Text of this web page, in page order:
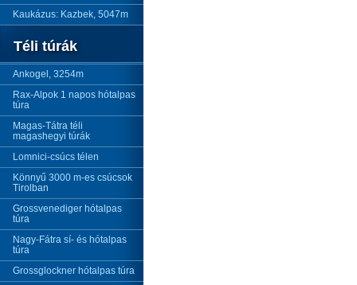
Kaukázus: Kazbek, 5047m
Téli túrák
Ankogel, 3254m
Rax-Alpok 1 napos hótalpas
túra
Magas-Tátra téli
magashegyi túrák
Lomnici-csúcs télen
Könnyű 3000 m-es csúcsok
Tirolban
Grossvenediger hótalpas
túra
Nagy-Fátra sí- és hótalpas
túra
Grossglockner hótalpas túra